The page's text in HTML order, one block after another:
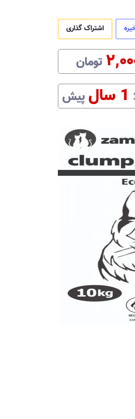
اشتراک گذاری
تومان
1 سال پیش